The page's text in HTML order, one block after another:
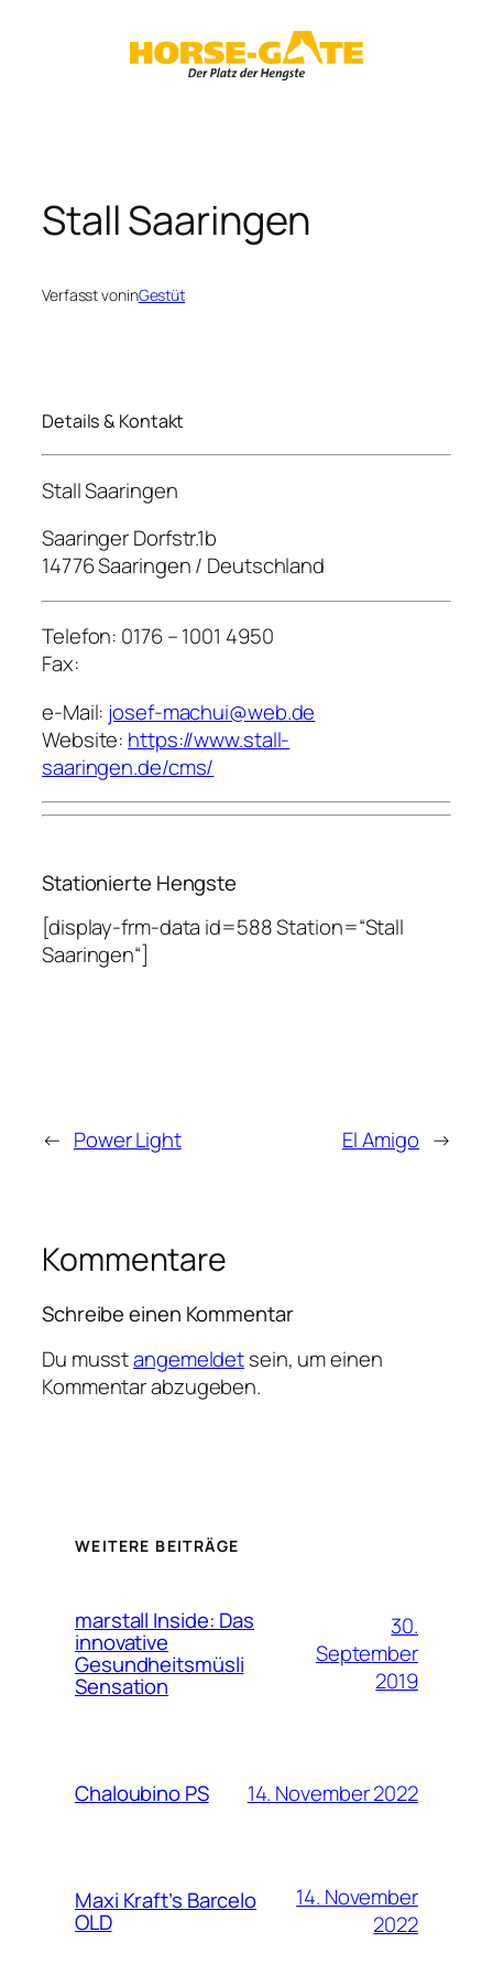
Stall Saaringen
Verfasst voninGestüt
Details & Kontakt
Stall Saaringen
Saaringer Dorfstr.1b
14776 Saaringen / Deutschland
Telefon: 0176 – 1001 4950
Fax:
e-Mail: josef-machui@web.de
Website: https://www.stall-
saaringen.de/cms/
Stationierte Hengste
[display-frm-data id=588 Station=“Stall
Saaringen“]
← Power Light El Amigo →
Kommentare
Schreibe einen Kommentar
Du musstangemeldetsein, um einen
Kommentar abzugeben.
WEITERE BEITRÄGE
marstall Inside: Das
innovative
Gesundheitsmüsli
Sensation
30.
September
2019
Chaloubino PS 14. November 2022
Maxi Kraft’s Barcelo
OLD
14. November
2022